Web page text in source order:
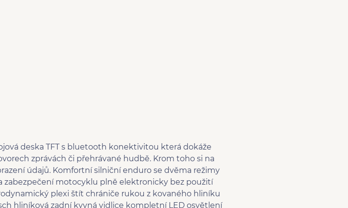
deska TFT s bluetooth konektivitou která dokáže
zprávách či přehrávané hudbě. Krom toho si na
údajů. Komfortní silniční enduro se dvěma režimy
zabezpečení motocyklu plně elektronicky bez použití
plexi štít chrániče rukou z kovaného hliníku
hliníková zadní kyvná vidlice kompletní LED osvětlení